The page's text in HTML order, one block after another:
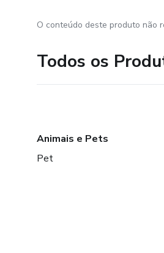
O conteúdo deste produto não
Todos os
Animais e Pets
Pet